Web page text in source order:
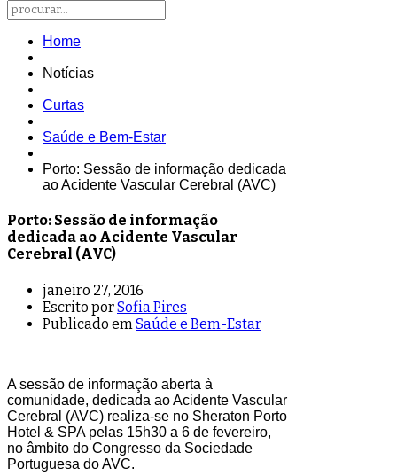
Home
Notícias
Curtas
Saúde e Bem-Estar
Porto: Sessão de informação dedicada
ao Acidente Vascular Cerebral (AVC)
Porto: Sessão de informação
dedicada ao Acidente Vascular
Cerebral (AVC)
janeiro 27, 2016
Escrito porSofia Pires
Publicado em Saúde e Bem-Estar
A sessão de informação aberta à
comunidade, dedicada ao Acidente Vascular
Cerebral (AVC) realiza-se no Sheraton Porto
Hotel & SPA pelas 15h30 a 6 de fevereiro,
no âmbito do Congresso da Sociedade
Portuguesa do AVC.